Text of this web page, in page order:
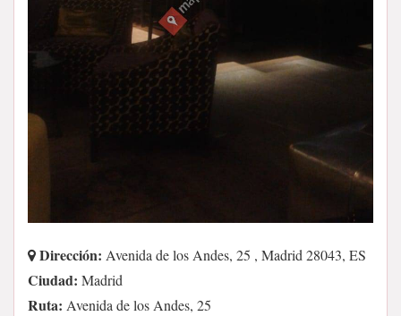
Dirección: Avenida de los Andes, 25 , Madrid 28043, ES
Ciudad: Madrid
Ruta: Avenida de los Andes, 25